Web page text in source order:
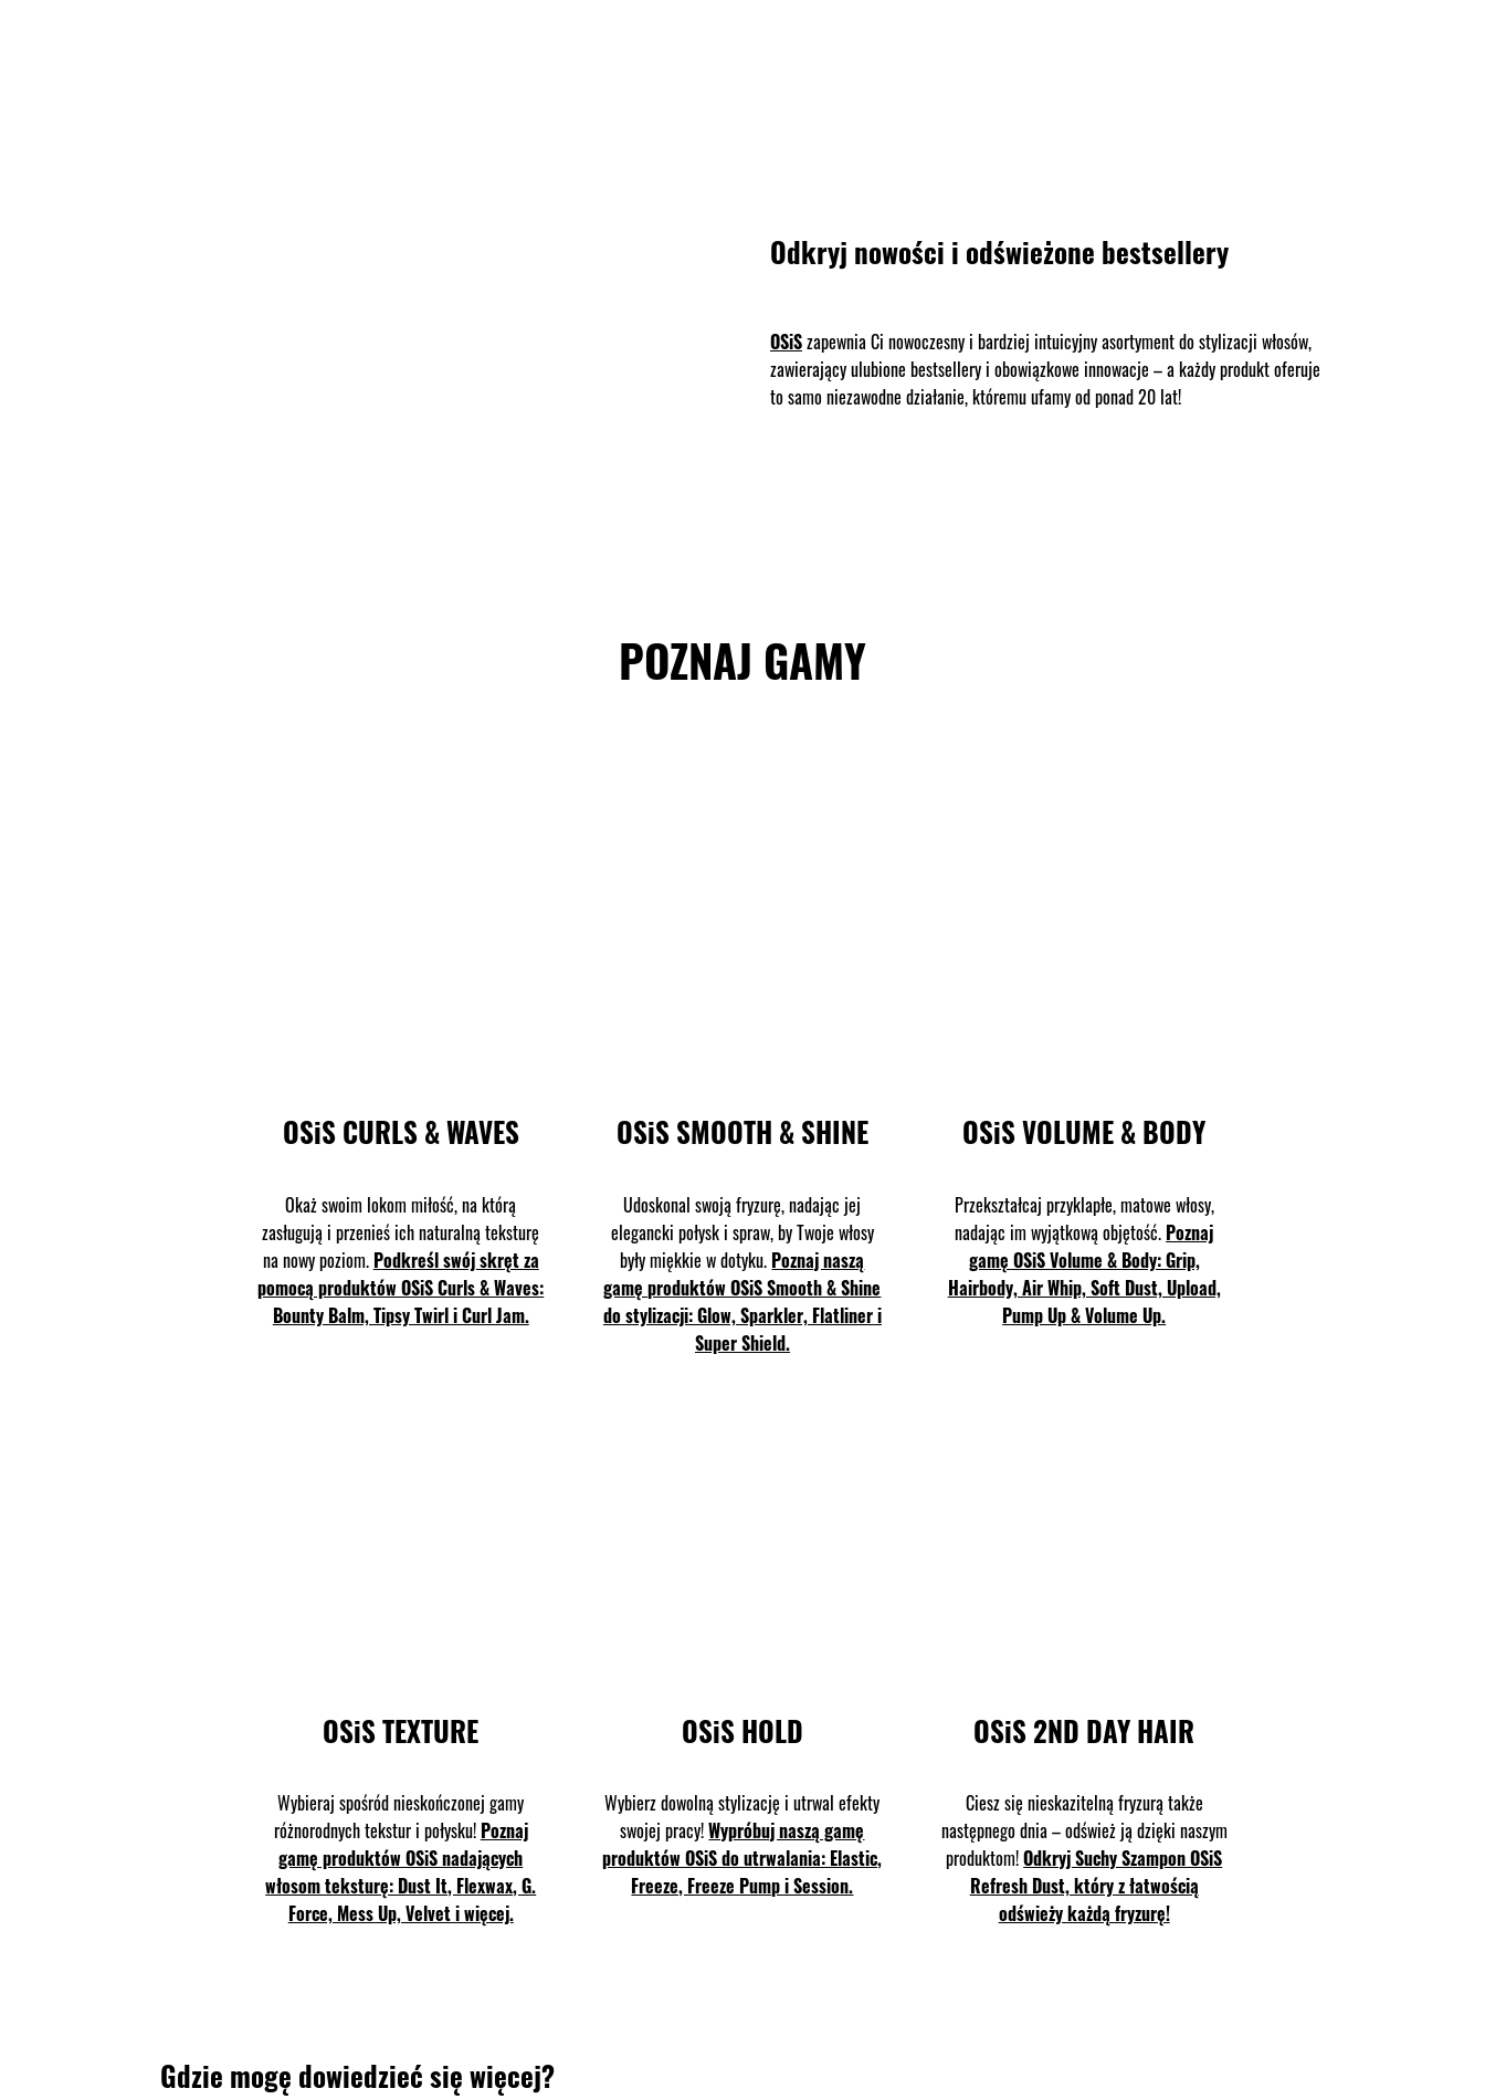
Odkryj nowości i odświeżone bestsellery
OSiSzapewnia Ci nowoczesny i bardziej intuicyjny asortyment do stylizacji włosów,
zawierający ulubione bestsellery i obowiązkowe innowacje – a każdy produkt oferuje
to samo niezawodne działanie, któremu ufamy od ponad 20 lat!
POZNAJ GAMY
OSiS CURLS & WAVES
Okaż swoim lokom miłość, na którą
zasługują i przenieś ich naturalną teksturę
na nowy poziom. Podkreśl swój skręt za
pomocą produktów OSiS Curls & Waves:
Bounty Balm, Tipsy Twirl i Curl Jam.
OSiS SMOOTH & SHINE
Udoskonal swoją fryzurę, nadając jej
elegancki połysk i spraw, by Twoje włosy
były miękkie w dotyku. Poznaj naszą
gamę produktów OSiS Smooth & Shine
do stylizacji: Glow, Sparkler, Flatliner i
Super Shield.
OSiS VOLUME & BODY
Przekształcaj przyklapłe, matowe włosy,
nadając im wyjątkową objętość. Poznaj
gamę OSiS Volume & Body: Grip,
Hairbody, Air Whip, Soft Dust, Upload,
Pump Up & Volume Up.
OSiS TEXTURE
Wybieraj spośród nieskończonej gamy
różnorodnych tekstur i połysku! Poznaj
gamę produktów OSiS nadających
włosom teksturę: Dust It, Flexwax, G.
Force, Mess Up, Velvet i więcej.
OSiS HOLD
Wybierz dowolną stylizację i utrwal efekty
swojej pracy!Wypróbuj naszą gamę
produktów OSiS do utrwalania: Elastic,
Freeze, Freeze Pump i Session.
OSiS 2ND DAY HAIR
Ciesz się nieskazitelną fryzurą także
następnego dnia – odśwież ją dzięki naszym
produktom!Odkryj Suchy Szampon OSiS
Refresh Dust, który z łatwością
odświeży każdą fryzurę!
Gdzie mogę dowiedzieć się więcej?